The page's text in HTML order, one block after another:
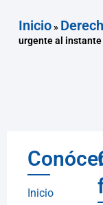
Inicio»
urgente al instante
Inicio